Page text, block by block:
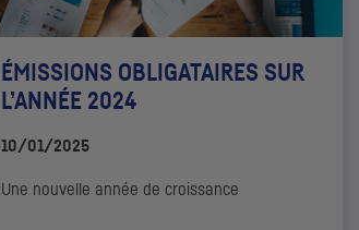
ÉMISSIONS OBLIGATAIRES SUR
L’ANNÉE 2024
10/01/2025
Une nouvelle année de croissance